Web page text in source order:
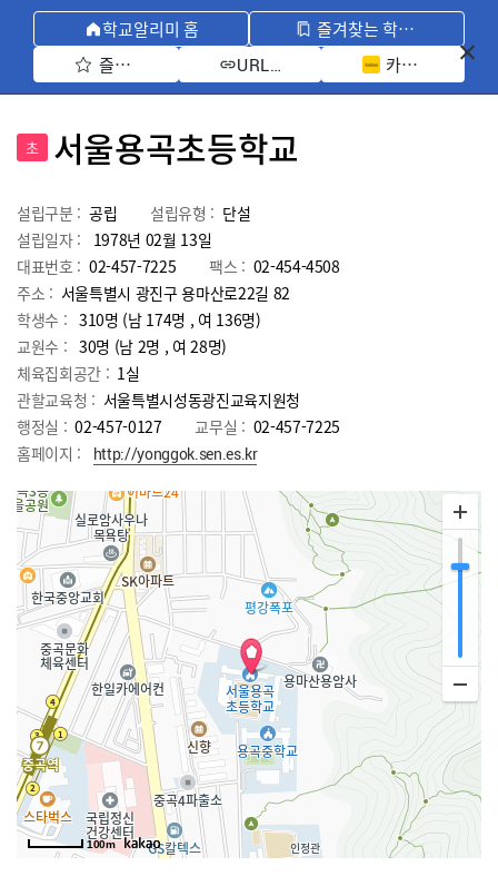
학교알리미 홈
즐겨찾는 학교 모아보기
즐겨찾기 선택
URL 복사 카카오톡 공유
초 서울용곡초등학교
설립구분 : 공립 설립유형 : 단설
설립일자 :
1978년 02월 13일
대표번호 : 02-457-7225 팩스 : 02-454-4508
주소 : 서울특별시 광진구 용마산로22길 82
학생수 : 310명 (남 174명 , 여 136명)
교원수 : 30명 (남 2명 , 여28명)
체육집회공간 : 1실
관할교육청 : 서울특별시성동광진교육지원청
행정실 : 02-457-0127 교무실 : 02-457-7225
홈페이지 :
http://yonggok.sen.es.kr
100m